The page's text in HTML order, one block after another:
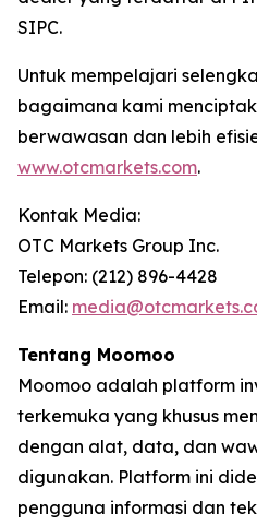
SIPC.
Untuk mempelajari
bagaimana kami
berwawasan dan lebih
www.otcmarkets.com.
Kontak Media:
OTC Markets Group Inc.
Telepon: (212) 896-4428
Email:
Tentang Moomoo
Moomoo adalah platform
terkemuka yang khusus
dengan alat, data, dan
digunakan. Platform ini
pengguna informasi dan